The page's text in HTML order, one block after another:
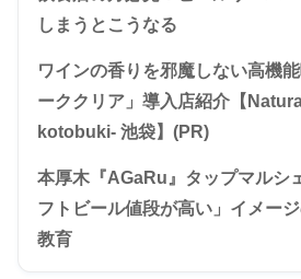
しまうとこうなる
ワインの香りを邪魔しない高機
ーククリア」導入店紹介【
kotobuki- 池袋】(PR)
本厚木『AGaRu』タップマルシ
フトビール値段が高い」イメー
教育